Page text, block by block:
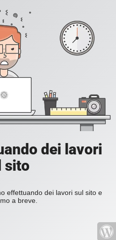
dei lavori
sito
effettuando dei lavori sul sito e
a breve.